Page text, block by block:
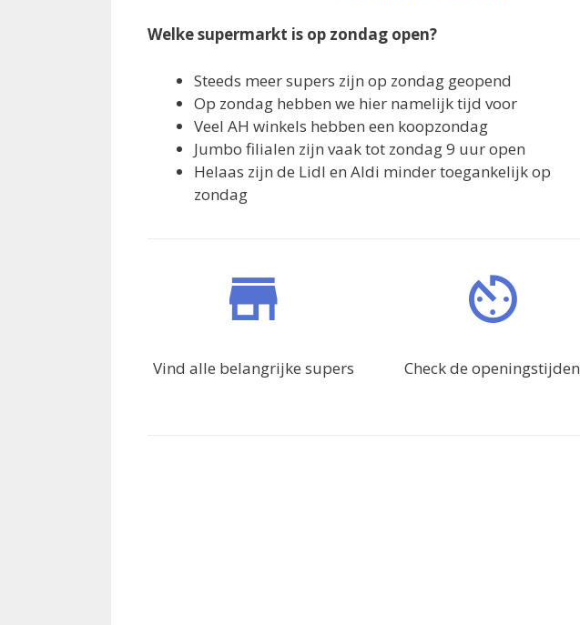
Welke supermarkt is op zondag open?
Steeds meer supers zijn op zondag geopend
Op zondag hebben we hier namelijk tijd voor
Veel AH winkels hebben een koopzondag
Jumbo filialen zijn vaak tot zondag 9 uur open
Helaas zijn de Lidl en Aldi minder toegankelijk op
zondag
Vind alle belangrijke supers Check de openingstijden